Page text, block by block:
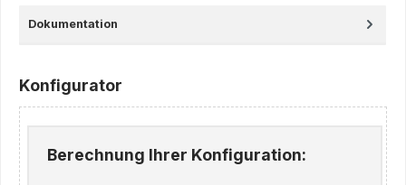
Dokumentation
Konfigurator
Berechnung Ihrer Konfiguration: